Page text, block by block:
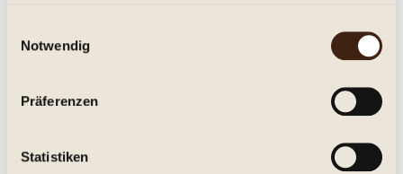
Notwendig
Präferenzen
Statistiken
Merken
Weingut Benzinger - SANS Rosé SANS Rosé vom Weingut
Benzinger aus Kirchheim. Die SANS-Serie...